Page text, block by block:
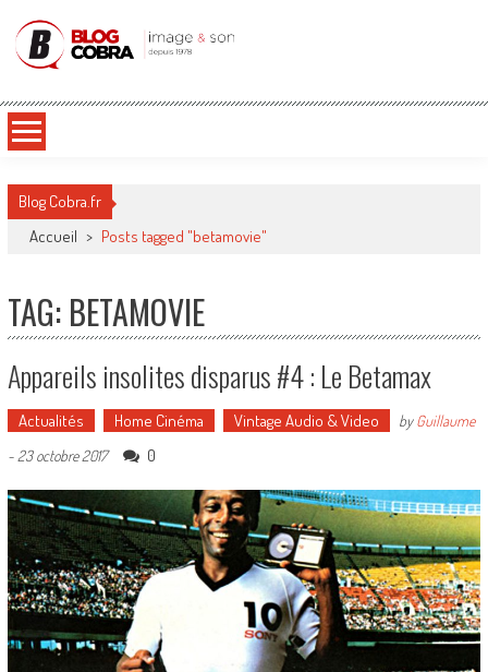
Blog Cobra
Blog Cobra.fr
Accueil > Posts tagged "betamovie"
TAG: BETAMOVIE
Appareils insolites disparus #4 : Le Betamax
Actualités Home Cinéma Vintage Audio & Video byGuillaume
- 23 octobre 2017 0